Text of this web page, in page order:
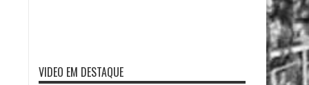
VIDEO EM DESTAQUE